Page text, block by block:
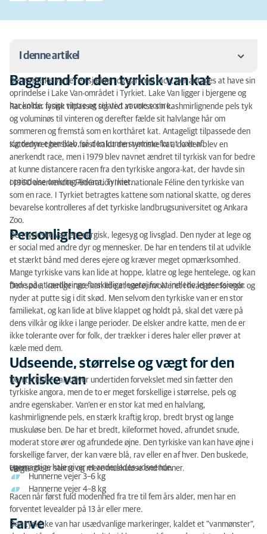
I denne artikel
Baggrund for den tyrkisk van kat
Personlighed
Udseende, størrelse og vægt for den tyrkiske van
Farve
Pelspleje
Specielt om racen
Arvelige sygdomme
Foder
5 fakta om den tyrkiske van
Baggrund for den tyrkisk van kat
Den tyrkiske van er en sjælden og gammel race, der antages at have sin
oprindelse i Lake Van-området i Tyrkiet. Lake Van ligger i bjergene og
har kolde, lange vintre og relativt varme somre.
Racen har fysisk tilpasset sig ved at vokse sin kashmirlignende pels tyk
og voluminøs til vinteren og derefter fælde sit halvlange hår om
sommeren og fremstå som en korthåret kat. Antageligt tilpassede den
sig denne egenskab, så den kunne svømme for at køle af.
Kattedyret her blev først kaldt den tyrkiske kat, da den blev en
anerkendt race, men i 1979 blev navnet ændret til tyrkisk van for bedre
at kunne distancere racen fra den tyrkiske angora-kat, der havde sin
oprindelse omkring Ankara, Tyrkiet.
I 1960 anerkendte Fédération Internationale Féline den tyrkiske van
som en race. I Tyrkiet betragtes kattene som national skatte, og deres
bevarelse kontrolleres af det tyrkiske landbrugsuniversitet og Ankara
Zoo.
Personlighed
Den tyrkiske van er energisk, legesyg og livsglad. Den nyder at lege og
er social med andre dyr og mennesker. De har en tendens til at udvikle
et stærkt bånd med deres ejere og kræver meget opmærksomhed.
Mange tyrkiske vans kan lide at hoppe, klatre og lege hentelege, og kan
finde på at medbringe forskellige legetøj for at indlede legesessioner.
Den søde, kærlige race kan lide at være involveret i hvad der foregår og
nyder at putte sig i dit skød. Men selvom den tyrkiske van er en stor
familiekat, og kan lide at blive klappet og holdt på, skal det være på
dens vilkår og ikke i lange perioder. De elsker andre katte, men de er
ikke tolerante over for folk, der trækker i deres haler eller prøver at
kæle med dem.
Udseende, størrelse og vægt for den
tyrkiske van
Den tyrkiske van bliver undertiden forvekslet med sin fætter den
tyrkiske angora, men de to er meget forskellige i størrelse, pels og
andre egenskaber. Van’en er en stor kat med en halvlang,
kashmirlignende pels, en stærk kraftig krop, bredt bryst og lange
muskuløse ben. De har et bredt, kileformet hoved, afrundet snude,
moderat store ører og afrundede øjne. Den tyrkiske van kan have øjne i
forskellige farver, der kan være blå, rav eller en af hver. Den buskede,
egernagtige hale giver et anderledes udseende.
Hannerne er større og mere muskuløse end hunner.
Vægt:
Hunnerne vejer 3–6 kg
Hannerne vejer 4–8 kg
Racen når først fuld modenhed fra tre til fem års alder, men har en
forventet levealder på 13 år eller mere.
Farve
Den tyrkiske van har usædvanlige markeringer, kaldet et "vanmønster",